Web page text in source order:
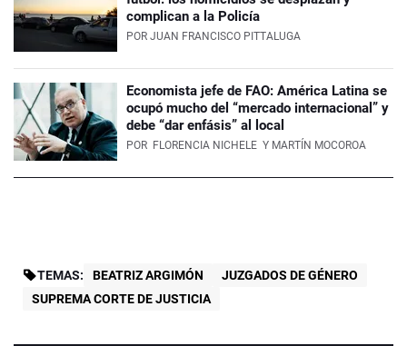
complican a la Policía
POR JUAN FRANCISCO PITTALUGA
Economista jefe de FAO: América Latina se
ocupó mucho del “mercado internacional” y
debe “dar enfásis” al local
POR FLORENCIA NICHELE Y MARTÍN MOCOROA
TEMAS: BEATRIZ ARGIMÓN
JUZGADOS DE GÉNERO
SUPREMA CORTE DE JUSTICIA